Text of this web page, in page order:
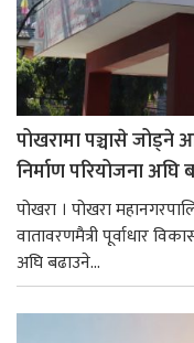
पोखरामा पञ्चासे जोड्ने
निर्माण परियोजना अघि
पोखरा । पोखरा
वातावरणमैत्री पूर्वाधार
अघि बढाउने...